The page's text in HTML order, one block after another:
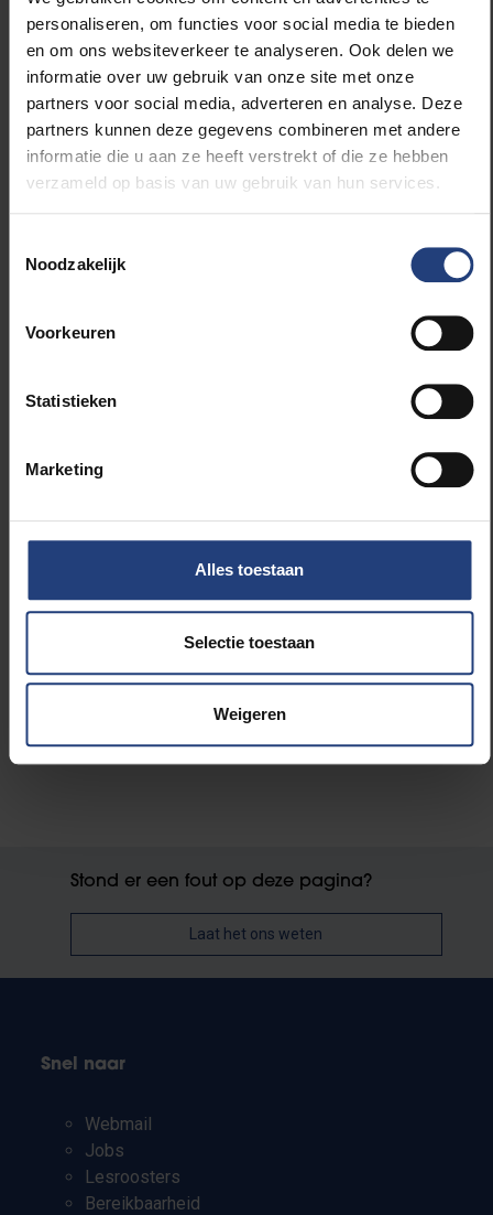
personaliseren, om functies voor social media te bieden
en om ons websiteverkeer te analyseren. Ook delen we
informatie over uw gebruik van onze site met onze
partners voor social media, adverteren en analyse. Deze
partners kunnen deze gegevens combineren met andere
informatie die u aan ze heeft verstrekt of die ze hebben
verzameld op basis van uw gebruik van hun services.
Noodzakelijk
Voorkeuren
Statistieken
Marketing
Alles toestaan
Selectie toestaan
Weigeren
sociale media bij de verspreiding van
complottheorieën.
Aflevering 1: iedereen kan een complotdenker
zijn
Is complotdenken een nieuw fenomeen? Het
gemaakt voor complottheorieën. Bij onverwachte
antwoorden om controle te krijgen over de situatie.
Complotdenken lijkt dan plots binnen handbereik te
klik hier.
Lees meer over:
Maatschappij en engagement
Stond er een fout op deze pagina?
Laat het ons weten
Snel naar
Webmail
Jobs
Lesroosters
Bereikbaarheid